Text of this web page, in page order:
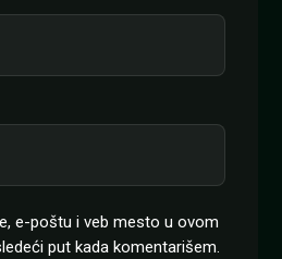
e-poštu i veb mesto u ovom
put kada komentarišem.